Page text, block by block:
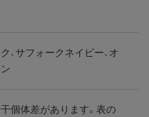
、サフォークネイビー、オ
個体差があります。表の